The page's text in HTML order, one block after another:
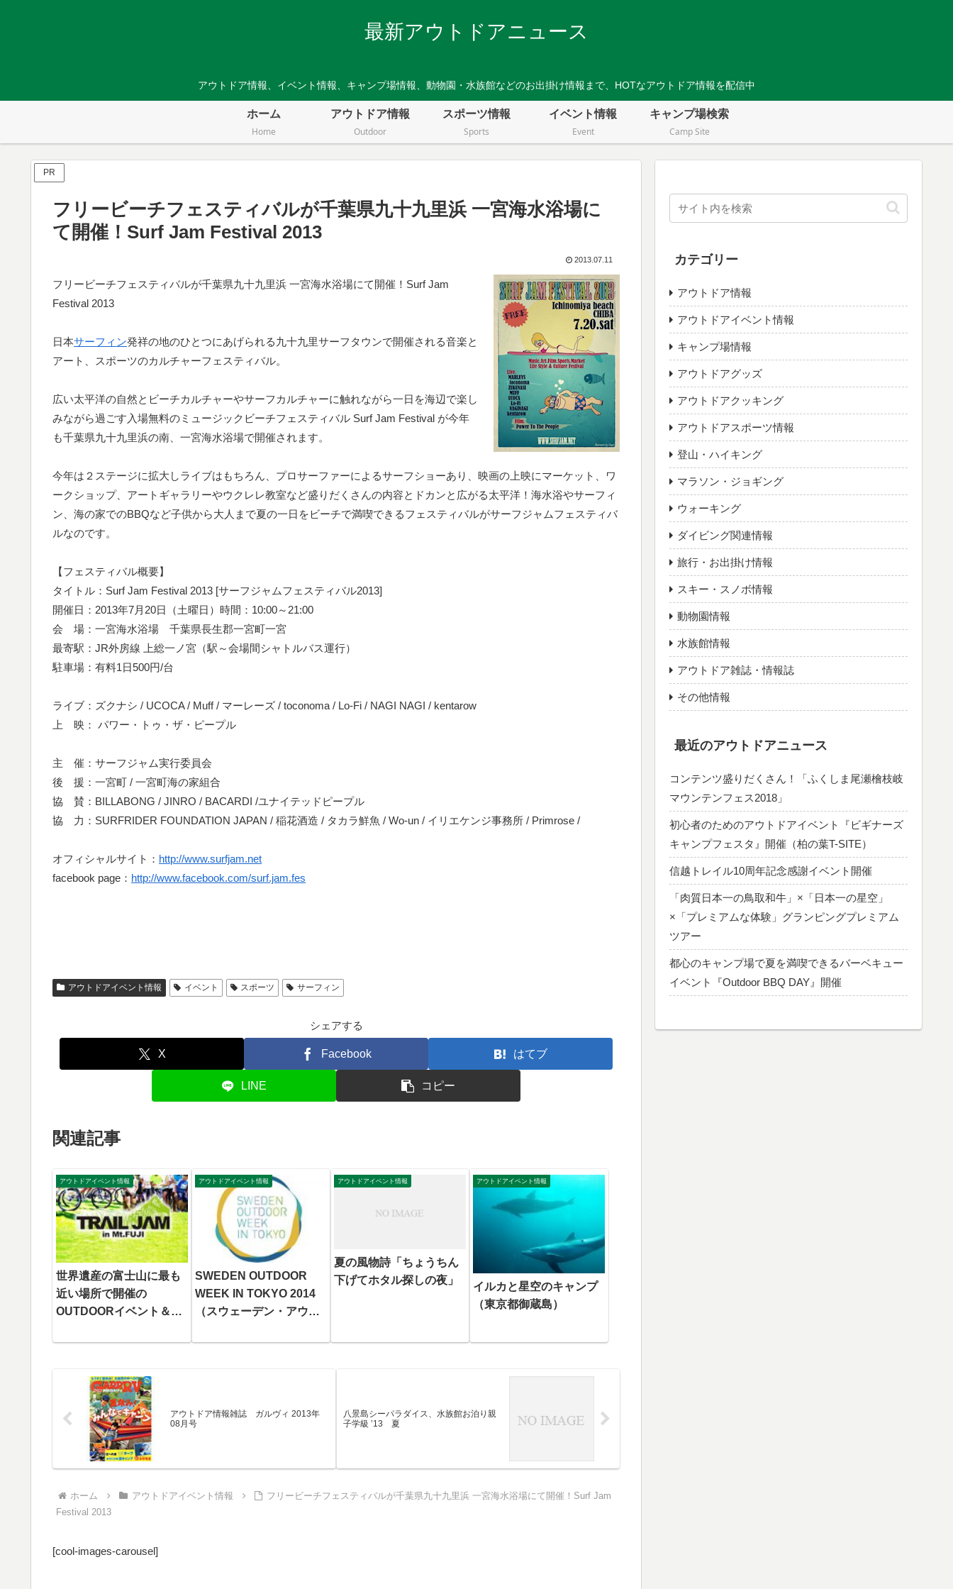
最新アウトドアニュース
アウトドア情報、イベント情報、キャンプ場情報、動物園・水族館などのお出掛け情報まで、HOTなアウトドア情報を配信中
ホーム
Home
アウトドア情報
Outdoor
スポーツ情報
Sports
イベント情報
Event
キャンプ場検索
Camp Site
PR
フリービーチフェスティバルが千葉県九十九里浜 一宮海水浴場に
て開催！Surf Jam Festival 2013
2013.07.11
フリービーチフェスティバルが千葉県九十九里浜 一宮海水浴場にて開催！Surf Jam
Festival 2013
日本サーフィン発祥の地のひとつにあげられる九十九里サーフタウンで開催される音楽と
アート、スポーツのカルチャーフェスティバル。
広い太平洋の自然とビーチカルチャーやサーフカルチャーに触れながら一日を海辺で楽し
みながら過ごす入場無料のミュージックビーチフェスティバル Surf Jam Festival が今年
も千葉県九十九里浜の南、一宮海水浴場で開催されます。
今年は２ステージに拡大しライブはもちろん、プロサーファーによるサーフショーあり、映画の上映にマーケット、ワ
ークショップ、アートギャラリーやウクレレ教室など盛りだくさんの内容とドカンと広がる太平洋！海水浴やサーフィ
ン、海の家でのBBQなど子供から大人まで夏の一日をビーチで満喫できるフェスティバルがサーフジャムフェスティバ
ルなのです。
【フェスティバル概要】
タイトル：Surf Jam Festival 2013 [サーフジャムフェスティバル2013]
開催日：2013年7月20日（土曜日）時間：10:00～21:00
会 場：一宮海水浴場 千葉県長生郡一宮町一宮
最寄駅：JR外房線 上総一ノ宮（駅～会場間シャトルバス運行）
駐車場：有料1日500円/台
ライブ：ズクナシ / UCOCA / Muff / マーレーズ / toconoma / Lo-Fi / NAGI NAGI / kentarow
上 映： パワー・トゥ・ザ・ピープル
主 催：サーフジャム実行委員会
後 援：一宮町 / 一宮町海の家組合
協 賛：BILLABONG / JINRO / BACARDI /ユナイテッドピープル
協 力：SURFRIDER FOUNDATION JAPAN / 稲花酒造 / タカラ鮮魚 / Wo-un / イリエケンジ事務所 / Primrose /
オフィシャルサイト： http://www.surfjam.net
facebook page： http://www.facebook.com/surf.jam.fes
アウトドアイベント情報 イベント スポーツ サーフィン
シェアする
X Facebook はてブ
LINE コピー
関連記事
アウトドアイベント情報
世界遺産の富士山に最も
近い場所で開催の
OUTDOORイベント＆レ
ャム in Mt.FUJI」エント
アウトドアイベント情報
SWEDEN OUTDOOR
WEEK IN TOKYO 2014
（スウェーデン・アウト
トウキョウ2014）開催
アウトドアイベント情報
夏の風物詩「ちょうちん
下げてホタル探しの夜」
アウトドアイベント情報
イルカと星空のキャンプ
（東京都御蔵島）
アウトドア情報雑誌 ガルヴィ 2013年
08月号
八景島シーパラダイス、水族館お泊り親
子学級 ’13 夏
ホーム アウトドアイベント情報
フリービーチフェスティバルが千葉県九十九里浜 一宮海水浴場にて開催！Surf Jam
Festival 2013
[cool-images-carousel]
カテゴリー
アウトドア情報
アウトドアイベント情報
キャンプ場情報
アウトドアグッズ
アウトドアクッキング
アウトドアスポーツ情報
登山・ハイキング
マラソン・ジョギング
ウォーキング
ダイビング関連情報
旅行・お出掛け情報
スキー・スノボ情報
動物園情報
水族館情報
アウトドア雑誌・情報誌
その他情報
最近のアウトドアニュース
コンテンツ盛りだくさん！「ふくしま尾瀬檜枝岐
マウンテンフェス2018」
初心者のためのアウトドアイベント『ビギナーズ
キャンプフェスタ』開催（柏の葉T-SITE）
信越トレイル10周年記念感謝イベント開催
「肉質日本一の鳥取和牛」×「日本一の星空」
×「プレミアムな体験」グランピングプレミアム
ツアー
都心のキャンプ場で夏を満喫できるバーベキュー
イベント『Outdoor BBQ DAY』開催